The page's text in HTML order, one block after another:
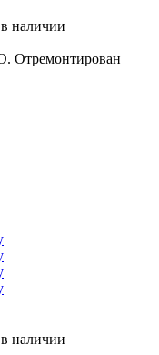
в наличии
Отремонтирован
в наличии